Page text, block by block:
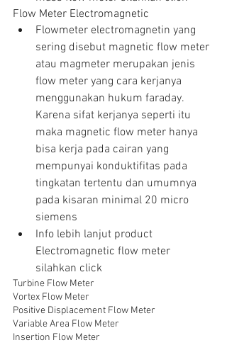
Flow Meter Electromagnetic
Flowmeter electromagnetin yang
sering disebut magnetic flow meter
atau magmeter merupakan jenis
flow meter yang cara kerjanya
menggunakan hukum faraday.
Karena sifat kerjanya seperti itu
maka magnetic flow meter hanya
bisa kerja pada cairan yang
mempunyai konduktifitas pada
tingkatan tertentu dan umumnya
pada kisaran minimal 20 micro
siemens
Info lebih lanjut product
Electromagnetic flow meter
silahkan click
Turbine Flow Meter
Vortex Flow Meter
Positive Displacement Flow Meter
Variable Area Flow Meter
Insertion Flow Meter